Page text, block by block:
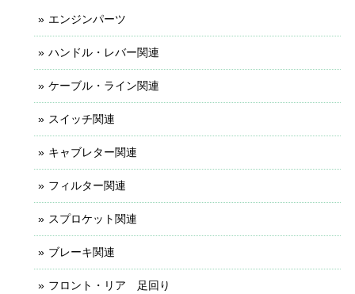
エンジンパーツ
ハンドル・レバー関連
ケーブル・ライン関連
スイッチ関連
キャブレター関連
フィルター関連
スプロケット関連
ブレーキ関連
フロント・リア 足回り